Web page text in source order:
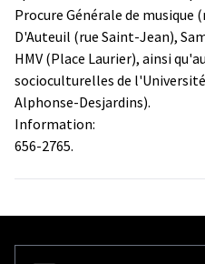
Procure Générale de musique
D'Auteuil (rue Saint-Jean),
HMV (Place Laurier), ainsi
socioculturelles de
Alphonse-Desjardins).
Information:
656-2765.